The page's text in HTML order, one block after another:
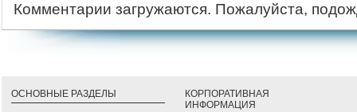
Комментарии загружаются. Пожалуйста,
ОСНОВНЫЕ РАЗДЕЛЫ
КОРПОРАТИВНАЯ
ИНФОРМАЦИЯ